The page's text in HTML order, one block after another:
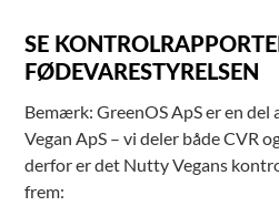
SE
FØDEVARESTYRELSEN
Bemærk: GreenOS ApS er en del
Vegan ApS – vi deler både CVR
derfor er det Nutty Vegans
frem: